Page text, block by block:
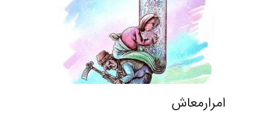
امرارمعاش